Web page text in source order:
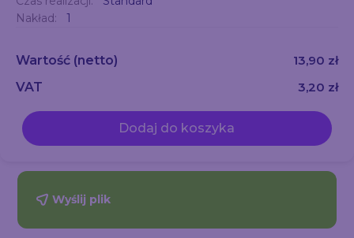
Nakład:
1
Wartość (netto)
13,90 zł
VAT
3,20 zł
Dodaj do koszyka
Wyślij plik